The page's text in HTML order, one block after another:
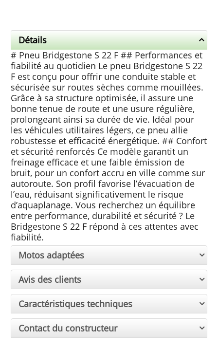
Détails
# Pneu Bridgestone S 22 F ## Performances et
fiabilité au quotidien Le pneu Bridgestone S 22
F est conçu pour offrir une conduite stable et
sécurisée sur routes sèches comme mouillées.
Grâce à sa structure optimisée, il assure une
bonne tenue de route et une usure régulière,
prolongeant ainsi sa durée de vie. Idéal pour
les véhicules utilitaires légers, ce pneu allie
robustesse et efficacité énergétique. ## Confort
et sécurité renforcés Ce modèle garantit un
freinage efficace et une faible émission de
bruit, pour un confort accru en ville comme sur
autoroute. Son profil favorise l’évacuation de
l’eau, réduisant significativement le risque
d’aquaplanage. Vous recherchez un équilibre
entre performance, durabilité et sécurité ? Le
Bridgestone S 22 F répond à ces attentes avec
fiabilité.
Motos adaptées
Avis des clients
Caractéristiques techniques
Contact du constructeur